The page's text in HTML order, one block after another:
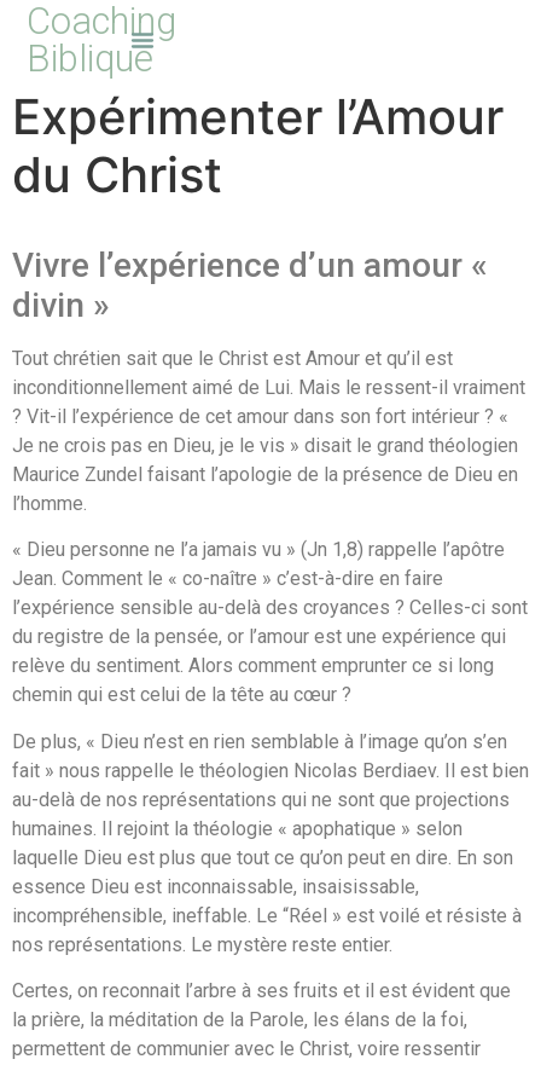
Coaching
Biblique
Expérimenter l’Amour
du Christ
Vivre l’expérience d’un amour «
divin »
Tout chrétien sait que le Christ est Amour et qu’il est
inconditionnellement aimé de Lui. Mais le ressent-il vraiment
? Vit-il l’expérience de cet amour dans son fort intérieur ? «
Je ne crois pas en Dieu, je le vis » disait le grand théologien
Maurice Zundel faisant l’apologie de la présence de Dieu en
l’homme.
« Dieu personne ne l’a jamais vu » (Jn 1,8) rappelle l’apôtre
Jean. Comment le « co-naître » c’est-à-dire en faire
l’expérience sensible au-delà des croyances ? Celles-ci sont
du registre de la pensée, or l’amour est une expérience qui
relève du sentiment. Alors comment emprunter ce si long
chemin qui est celui de la tête au cœur ?
De plus, « Dieu n’est en rien semblable à l’image qu’on s’en
fait » nous rappelle le théologien Nicolas Berdiaev. Il est bien
au-delà de nos représentations qui ne sont que projections
humaines. Il rejoint la théologie « apophatique » selon
laquelle Dieu est plus que tout ce qu’on peut en dire. En son
essence Dieu est inconnaissable, insaisissable,
incompréhensible, ineffable. Le “Réel » est voilé et résiste à
nos représentations. Le mystère reste entier.
Certes, on reconnait l’arbre à ses fruits et il est évident que
la prière, la méditation de la Parole, les élans de la foi,
permettent de communier avec le Christ, voire ressentir